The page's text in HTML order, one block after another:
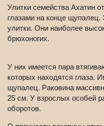
Улитки семейства Ахатин
глазами на конце
улитки. Они наиболее
брюхоногих.
У них имеется пара
которых находятся глаза.
щупалец. Раковина
25 см. У взрослых особей
оборотов.